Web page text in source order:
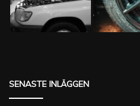
SENASTE INLÄGGEN